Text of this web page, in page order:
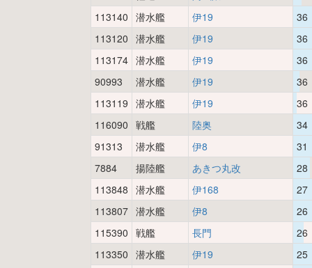
113140 潜水艦 伊19
36
113120 潜水艦 伊19
36
113174 潜水艦 伊19
36
90993
潜水艦 伊19
36
113119 潜水艦 伊19
36
116090 戦艦 陸奥
34
91313
潜水艦 伊8
31
7884
揚陸艦 あきつ丸改
28
113848 潜水艦 伊168
27
113807 潜水艦 伊8
26
115390 戦艦 長門
26
113350 潜水艦 伊19
25